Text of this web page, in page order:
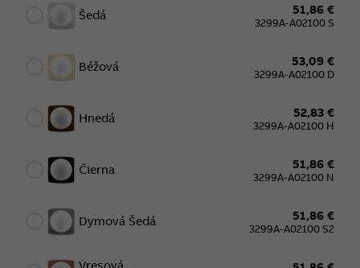
Šedá 51,86 €
3299A-A02100 S
Béžová 53,09 €
3299A-A02100 D
Hnedá 52,83 €
3299A-A02100 H
Čierna 51,86 €
3299A-A02100 N
Dymová Šedá 51,86 €
3299A-A02100 S2